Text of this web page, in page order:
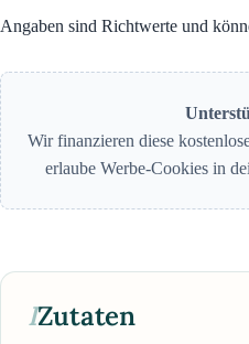
Angaben sind Richtwerte und
Wir finanzieren diese
erlaube Werbe-Cookies in
IZutaten